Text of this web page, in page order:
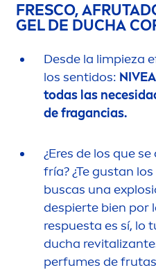
FRESCO,
GEL DE DUCHA
Desde la limpieza
los sentidos: NIVEA
todas las
de fragancias.
¿Eres de los que
fría? ¿Te gustan
buscas una
despierte bien por
respuesta es sí, lo
ducha revital
perfumes de